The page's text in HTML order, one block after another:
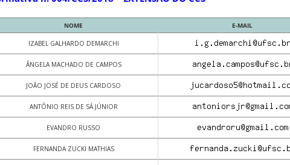
NOME E-MAIL
IZABEL GALHARDO DEMARCHI
ÂNGELA MACHADO DE CAMPOS
JOÃO JOSÉ DE DEUS CARDOSO
ANTÔNIO REIS DE SÁ JÚNIOR
EVANDRO RUSSO
FERNANDA ZUCKI MATHIAS